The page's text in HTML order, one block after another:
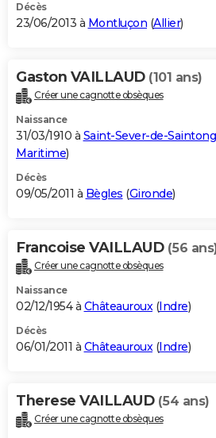
Décès
23/06/2013 à Montluçon (Allier)
Gaston VAILLAUD (101 ans)
Créer une cagnotte obsèques
Naissance
31/03/1910 à Saint-Sever-de-
Maritime)
Décès
09/05/2011 à Bègles (Gironde)
Francoise VAILLAUD (56
Créer une cagnotte obsèques
Naissance
02/12/1954 à Châteauroux(Indre)
Décès
06/01/2011 à Châteauroux(Indre)
Therese VAILLAUD (54 ans)
Créer une cagnotte obsèques